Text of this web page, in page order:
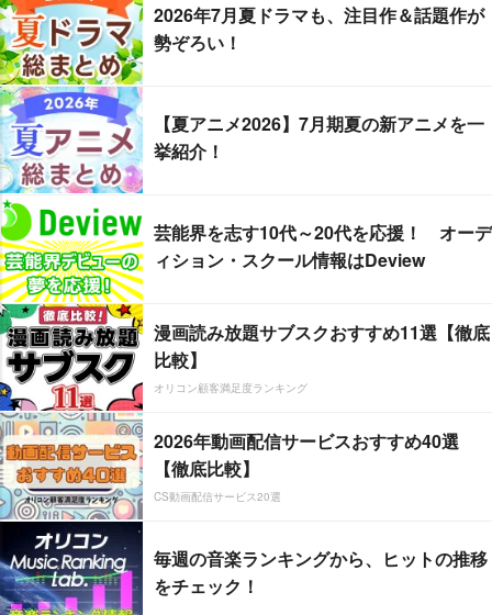
2026年7月夏ドラマも、注目作＆話題作が
勢ぞろい！
【夏アニメ2026】7月期夏の新アニメを一
挙紹介！
芸能界を志す10代～20代を応援！ オーデ
ィション・スクール情報はDeview
漫画読み放題サブスクおすすめ11選【徹底
比較】
オリコン顧客満足度ランキング
2026年動画配信サービスおすすめ40選
【徹底比較】
CS動画配信サービス20選
毎週の音楽ランキングから、ヒットの推移
をチェック！